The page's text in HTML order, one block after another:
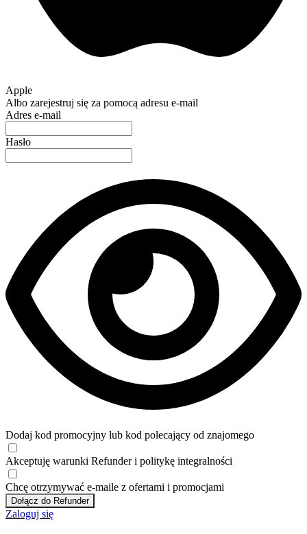
Apple
Albo zarejestruj się za pomocą adresu e-mail
Adres e-mail
Hasło
Dodaj kod promocyjny lub kod polecający od znajomego
Akceptuję warunki Refunder i politykę integralności
Chcę otrzymywać e-maile z ofertami i promocjami
Dołącz do Refunder
Zaloguj się